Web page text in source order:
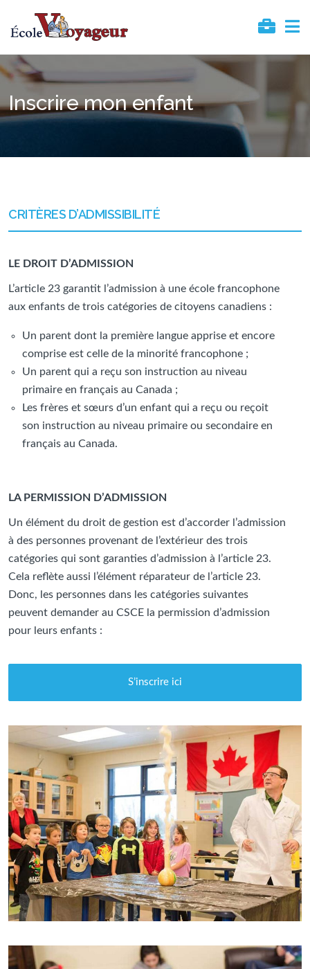
Inscrire mon enfant
CRITÈRES D’ADMISSIBILITÉ
LE DROIT D’ADMISSION
L’article 23 garantit l’admission à une école francophone
aux enfants de trois catégories de citoyens canadiens :
Un parent dont la première langue apprise et encore
comprise est celle de la minorité francophone ;
Un parent qui a reçu son instruction au niveau
primaire en français au Canada ;
Les frères et sœurs d’un enfant qui a reçu ou reçoit
son instruction au niveau primaire ou secondaire en
français au Canada.
LA PERMISSION D’ADMISSION
Un élément du droit de gestion est d’accorder l’admission
à des personnes provenant de l’extérieur des trois
catégories qui sont garanties d’admission à l’article 23.
Cela reflète aussi l’élément réparateur de l’article 23.
Donc, les personnes dans les catégories suivantes
peuvent demander au CSCE la permission d’admission
pour leurs enfants :
S’inscrire ici